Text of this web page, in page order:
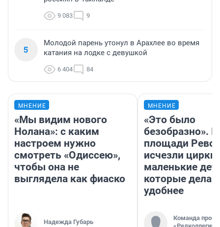
9 083 9
5
Молодой парень утонул в Арахлее во время
катания на лодке с девушкой
6 404 84
МНЕНИЕ
«Мы видим нового
Нолана»: с каким
настроем нужно
смотреть «Одиссею»,
чтобы она не
выглядела как фиаско
Надежда Губарь
МНЕНИЕ
«Это было
безобразно».
площади
исчезли цирки
маленькие
которые
удобнее
Команда